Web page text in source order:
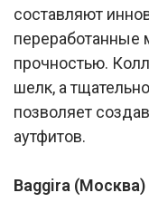
составляют
переработанные
прочностью.
шелк, а
позволяет
аутфитов.
Baggira (Москва)